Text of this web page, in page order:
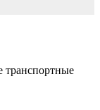
транспортные